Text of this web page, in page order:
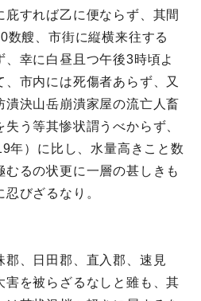
すれば乙に便ならず、其間
数艘、市街に縦横来往する
幸に白昼且つ午後3時頃よ
、市内には死傷者あらず、又
潰決山岳崩潰家屋の流亡人畜
う等其惨状謂うべからず、
年）に比し、水量高きこと数
むるの状更に一層の甚しきも
びざるなり。
郡、日田郡、直入郡、速見
害を被らざるなしと雖も、其